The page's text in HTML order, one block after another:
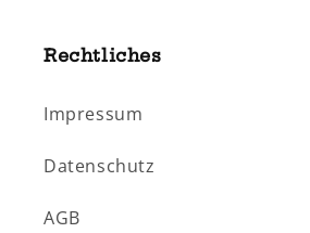
Rechtliches
Impressum
Datenschutz
AGB